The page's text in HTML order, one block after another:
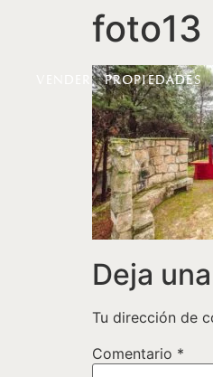
PROPIEDADES
foto13
Deja
Tu dirección de
Comentario *